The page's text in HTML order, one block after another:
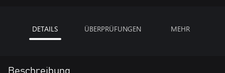
DETAILS ÜBERPRÜFUNGEN MEHR
Beschreibung